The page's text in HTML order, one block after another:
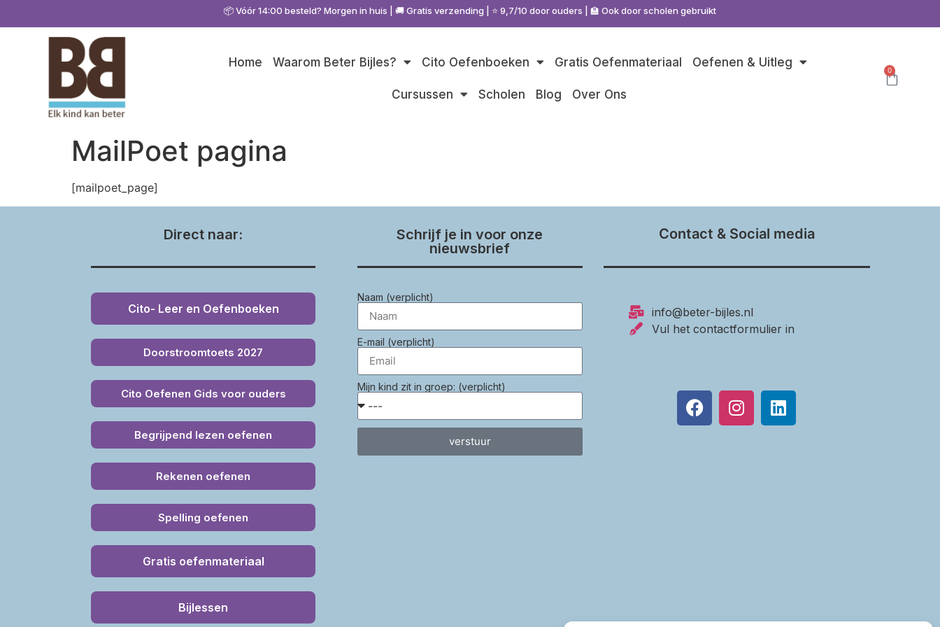
📦 Vóór 14:00 besteld? Morgen in huis | 🚚 Gratis verzending | ⭐ 9,7/10 door ouders | 🏫 Ook door scholen gebruikt
Home Waarom Beter Bijles? Cito Oefenboeken Gratis Oefenmateriaal Oefenen & Uitleg
Cursussen Scholen Blog Over Ons
0
MailPoet pagina
[mailpoet_page]
Direct naar:
Cito- Leer en Oefenboeken
Doorstroomtoets 2027
Cito Oefenen Gids voor ouders
Begrijpend lezen oefenen
Rekenen oefenen
Spelling oefenen
Gratis oefenmateriaal
Bijlessen
Schrijf je in voor onze
nieuwsbrief
Naam (verplicht)
E-mail (verplicht)
Mijn kind zit in groep: (verplicht)
verstuur
Contact & Social media
info@beter-bijles.nl
Vul het contactformulier in